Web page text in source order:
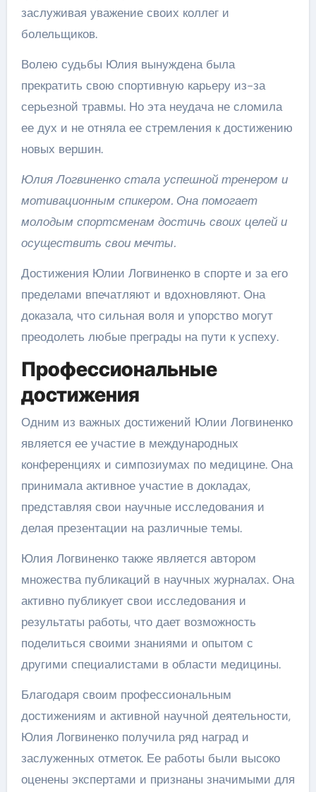
заслуживая уважение своих коллег и
болельщиков.
Волею судьбы Юлия вынуждена была
прекратить свою спортивную карьеру из-за
серьезной травмы. Но эта неудача не сломила
ее дух и не отняла ее стремления к достижению
новых вершин.
Юлия Логвиненко стала успешной тренером и
мотивационным спикером. Она помогает
молодым спортсменам достичь своих целей и
осуществить свои мечты.
Достижения Юлии Логвиненко в спорте и за его
пределами впечатляют и вдохновляют. Она
доказала, что сильная воля и упорство могут
преодолеть любые преграды на пути к успеху.
Профессиональные
достижения
Одним из важных достижений Юлии Логвиненко
является ее участие в международных
конференциях и симпозиумах по медицине. Она
принимала активное участие в докладах,
представляя свои научные исследования и
делая презентации на различные темы.
Юлия Логвиненко также является автором
множества публикаций в научных журналах. Она
активно публикует свои исследования и
результаты работы, что дает возможность
поделиться своими знаниями и опытом с
другими специалистами в области медицины.
Благодаря своим профессиональным
достижениям и активной научной деятельности,
Юлия Логвиненко получила ряд наград и
заслуженных отметок. Ее работы были высоко
оценены экспертами и признаны значимыми для